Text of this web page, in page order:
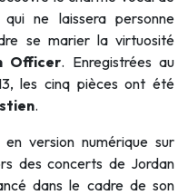
ne laissera personne
se marier la virtuosité
Officer. Enregistrées au
les cinq pièces ont été
.
version numérique sur
des concerts de Jordan
dans le cadre de son